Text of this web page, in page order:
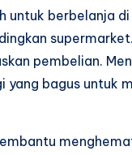
untuk berbelanja
pembelian.
bagus untuk